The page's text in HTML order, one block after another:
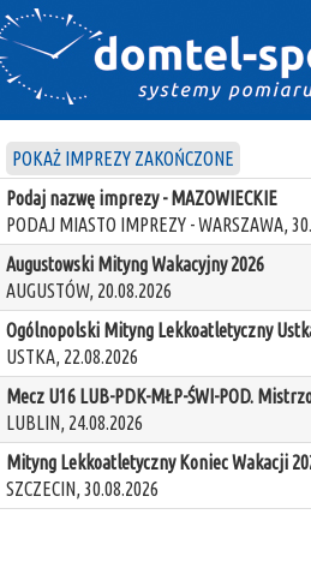
POKAŻ IMPREZY ZAKOŃCZONE
Podaj nazwę imprezy - MAZOWIECKIE
PODAJ MIASTO IMPREZY - WARSZAWA,
Augustowski Mityng Wakacyjny 2026
AUGUSTÓW, 20.08.2026
Ogólnopolski Mityng Lekkoatletyczny
USTKA, 22.08.2026
Mecz U16 LUB-PDK-MŁP-ŚWI-POD.
LUBLIN, 24.08.2026
Mityng Lekkoatletyczny Koniec Wakacji
SZCZECIN, 30.08.2026